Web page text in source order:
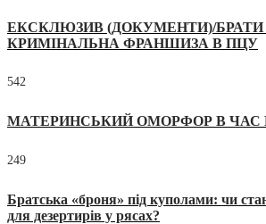
ЕКСКЛЮЗИВ (ДОКУМЕНТИ)/БРАТИ
КРИМІНАЛЬНА ФРАНШИЗА В ПЦУ
542
МАТЕРИНСЬКИЙ ОМОРФОР В ЧАС
249
Братська «броня» під куполами: чи
для дезертирів у рясах?